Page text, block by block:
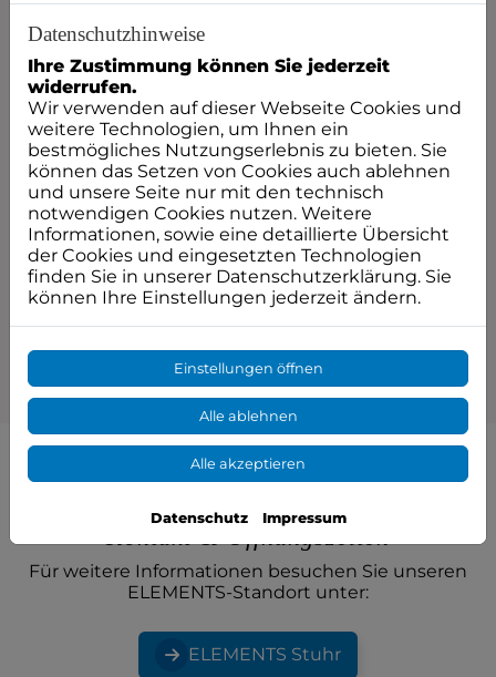
Kontakt & Öffnungszeiten
Für weitere Informationen besuchen Sie unseren
ELEMENTS-Standort unter:
ELEMENTS Stuhr
Datenschutzhinweise
Ihre Zustimmung können Sie jederzeit
widerrufen.
Wir verwenden auf dieser Webseite Cookies und
weitere Technologien, um Ihnen ein
bestmögliches Nutzungserlebnis zu bieten. Sie
können das Setzen von Cookies auch ablehnen
und unsere Seite nur mit den technisch
notwendigen Cookies nutzen. Weitere
Informationen, sowie eine detaillierte Übersicht
der Cookies und eingesetzten Technologien
finden Sie in unserer Datenschutzerklärung. Sie
können Ihre Einstellungen jederzeit ändern.
Einstellungen öffnen
Alle ablehnen
Alle akzeptieren
Datenschutz Impressum